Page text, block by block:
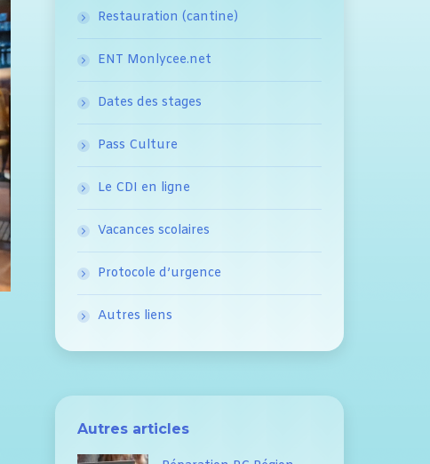
Restauration (cantine)
ENT Monlycee.net
Dates des stages
Pass Culture
Le CDI en ligne
Vacances scolaires
Protocole d’urgence
Autres liens
Autres articles